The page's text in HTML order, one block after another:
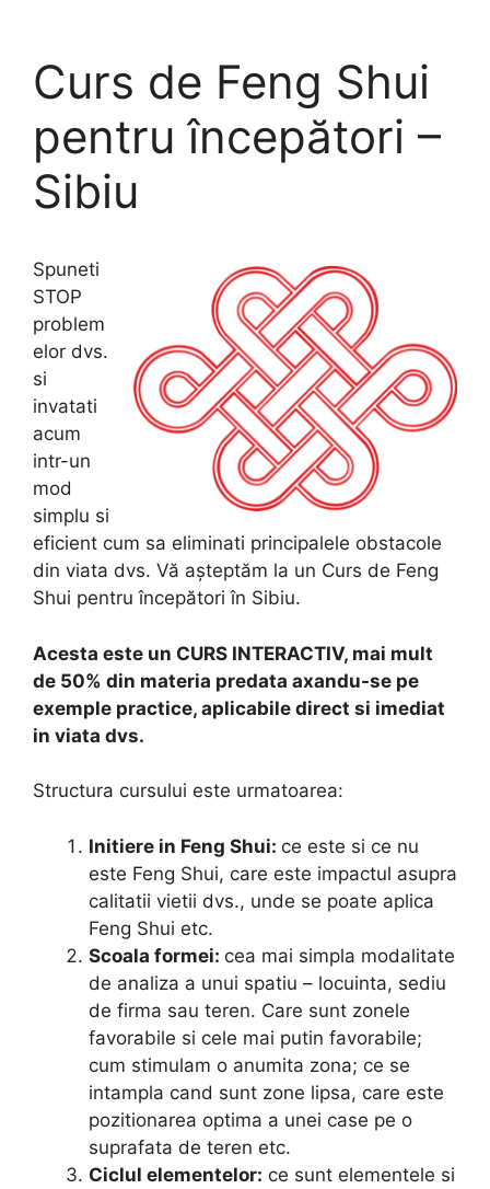
contentCurs de Feng Shui
pentru începători –
Sibiu
Spuneti
STOP
problem
elor dvs.
si
invatati
acum
intr-un
mod
simplu si
eficient cum sa eliminati principalele obstacole
din viata dvs. Vă așteptăm la un Curs de Feng
Shui pentru începători în Sibiu.
Acesta este un CURS INTERACTIV, mai mult
de 50% din materia predata axandu-se pe
exemple practice, aplicabile direct si imediat
in viata dvs.
Structura cursului este urmatoarea:
Initiere in Feng Shui: ce este si ce nu
este Feng Shui, care este impactul asupra
calitatii vietii dvs., unde se poate aplica
Feng Shui etc.
Scoala formei: cea mai simpla modalitate
de analiza a unui spatiu – locuinta, sediu
de firma sau teren. Care sunt zonele
favorabile si cele mai putin favorabile;
cum stimulam o anumita zona; ce se
intampla cand sunt zone lipsa, care este
pozitionarea optima a unei case pe o
suprafata de teren etc.
Ciclul elementelor: ce sunt elementele si